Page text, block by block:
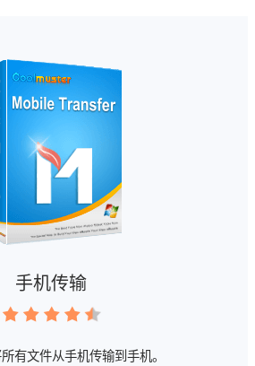
手机传输
有文件从手机传输到手机。